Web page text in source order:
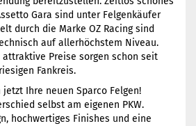
Gara sind unter Felgenkäufer
durch die Marke OZ Racing sind
auf allerhöchstem Niveau.
attraktive Preise sorgen schon seit
Fankreis.
Ihre neuen Sparco Felgen!
selbst am eigenen PKW.
hochwertiges Finishes und eine